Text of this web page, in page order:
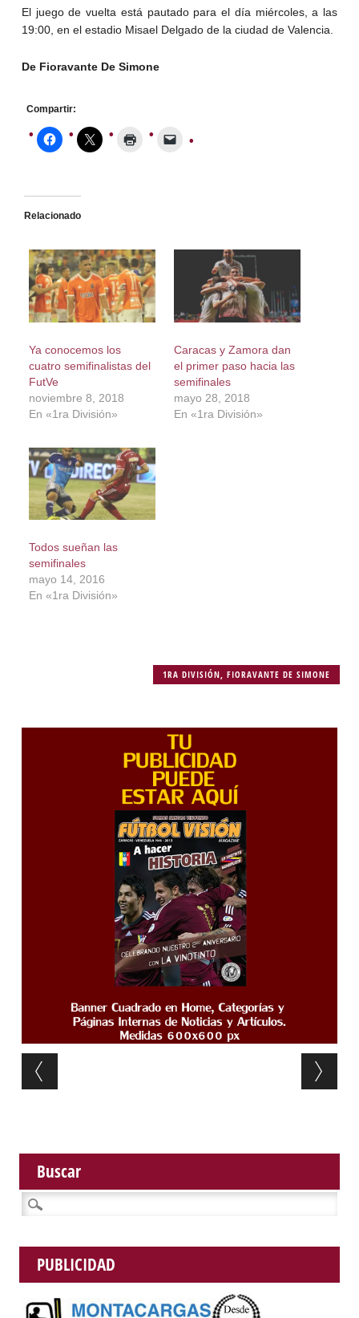
El juego de vuelta está pautado para el día miércoles, a las
19:00, en el estadio Misael Delgado de la ciudad de Valencia.
De Fioravante De Simone
Compartir:
Relacionado
Ya conocemos los
cuatro semifinalistas del
FutVe
noviembre 8, 2018
En «1ra División»
Caracas y Zamora dan
el primer paso hacia las
semifinales
mayo 28, 2018
En «1ra División»
Todos sueñan las
semifinales
mayo 14, 2016
En «1ra División»
1RA DIVISIÓN ,FIORAVANTE DE SIMONE
Post navigation
Buscar
Buscar:
PUBLICIDAD